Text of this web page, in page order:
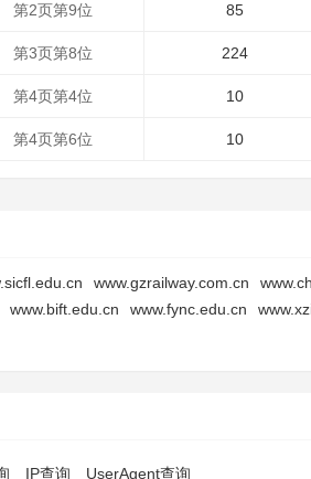
第2页第9位 85
第3页第8位 224
第4页第4位 10
第4页第6位 10
www.gzrailway.com.cn
www.bift.edu.cn www.fync.edu.cn
IP查询 UserAgent查询